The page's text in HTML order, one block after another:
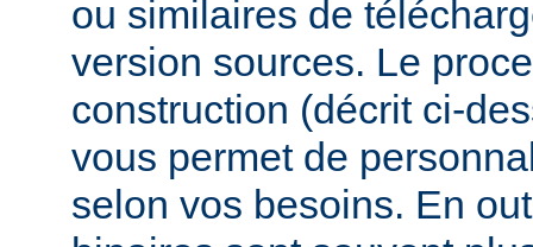
ou similaires de
version sources. Le
construction (décrit ci-
vous permet de
selon vos besoins. En